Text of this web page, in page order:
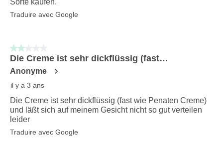
Traduire avec Google
2 sur 5 étoiles.
Die Creme ist sehr dickflüssig (fast…
Anonyme
il y a 3 ans
Die Creme ist sehr dickflüssig (fast wie Penaten Creme)
und läßt sich auf meinem Gesicht nicht so gut verteilen
leider
Traduire avec Google